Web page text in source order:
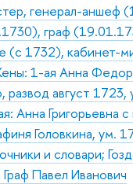
генерал-аншеф
граф
(с 1732), кабинет-
1-ая Анна
август 1723,
Анна Григорьевна с
Головкина, ум.
и словари;
Павел Иванович